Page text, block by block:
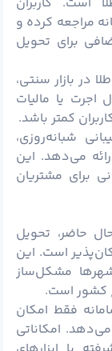
مراجعه کرده و
برای تحویل
در بازار سنتی،
یا مالیات
کمتر باشد.
شبانه‌روزی،
می‌دهد. این
برای مشتریان
حاضر، تحویل
است. این
مشکل‌ساز
کشور است.
فقط امکان
امکاناتی